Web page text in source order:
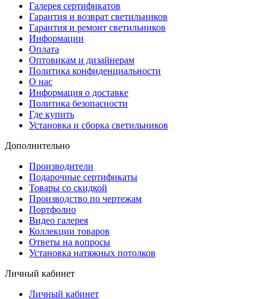
Галерея сертификатов
Гарантия и возврат светильников
Гарантия и ремонт светильников
Информации
Оплата
Оптовикам и дизайнерам
Политика конфиденциальности
О нас
Информация о доставке
Политика безопасности
Где купить
Установка и сборка светильников
Дополнительно
Производители
Подарочные сертификаты
Товары со скидкой
Производство по чертежам
Портфолио
Видео галерея
Коллекции товаров
Ответы на вопросы
Установка натяжных потолков
Личный кабинет
Личный кабинет